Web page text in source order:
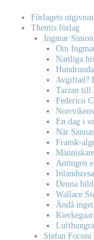
Förlagets
Themis förlag
Ingmar
Om
Nattliga
Avgiftad?
Tarzan
Federico
En dag i
När
Fransk-
Antingen
Denna
Wallace
Ändå
Stefan Foconi